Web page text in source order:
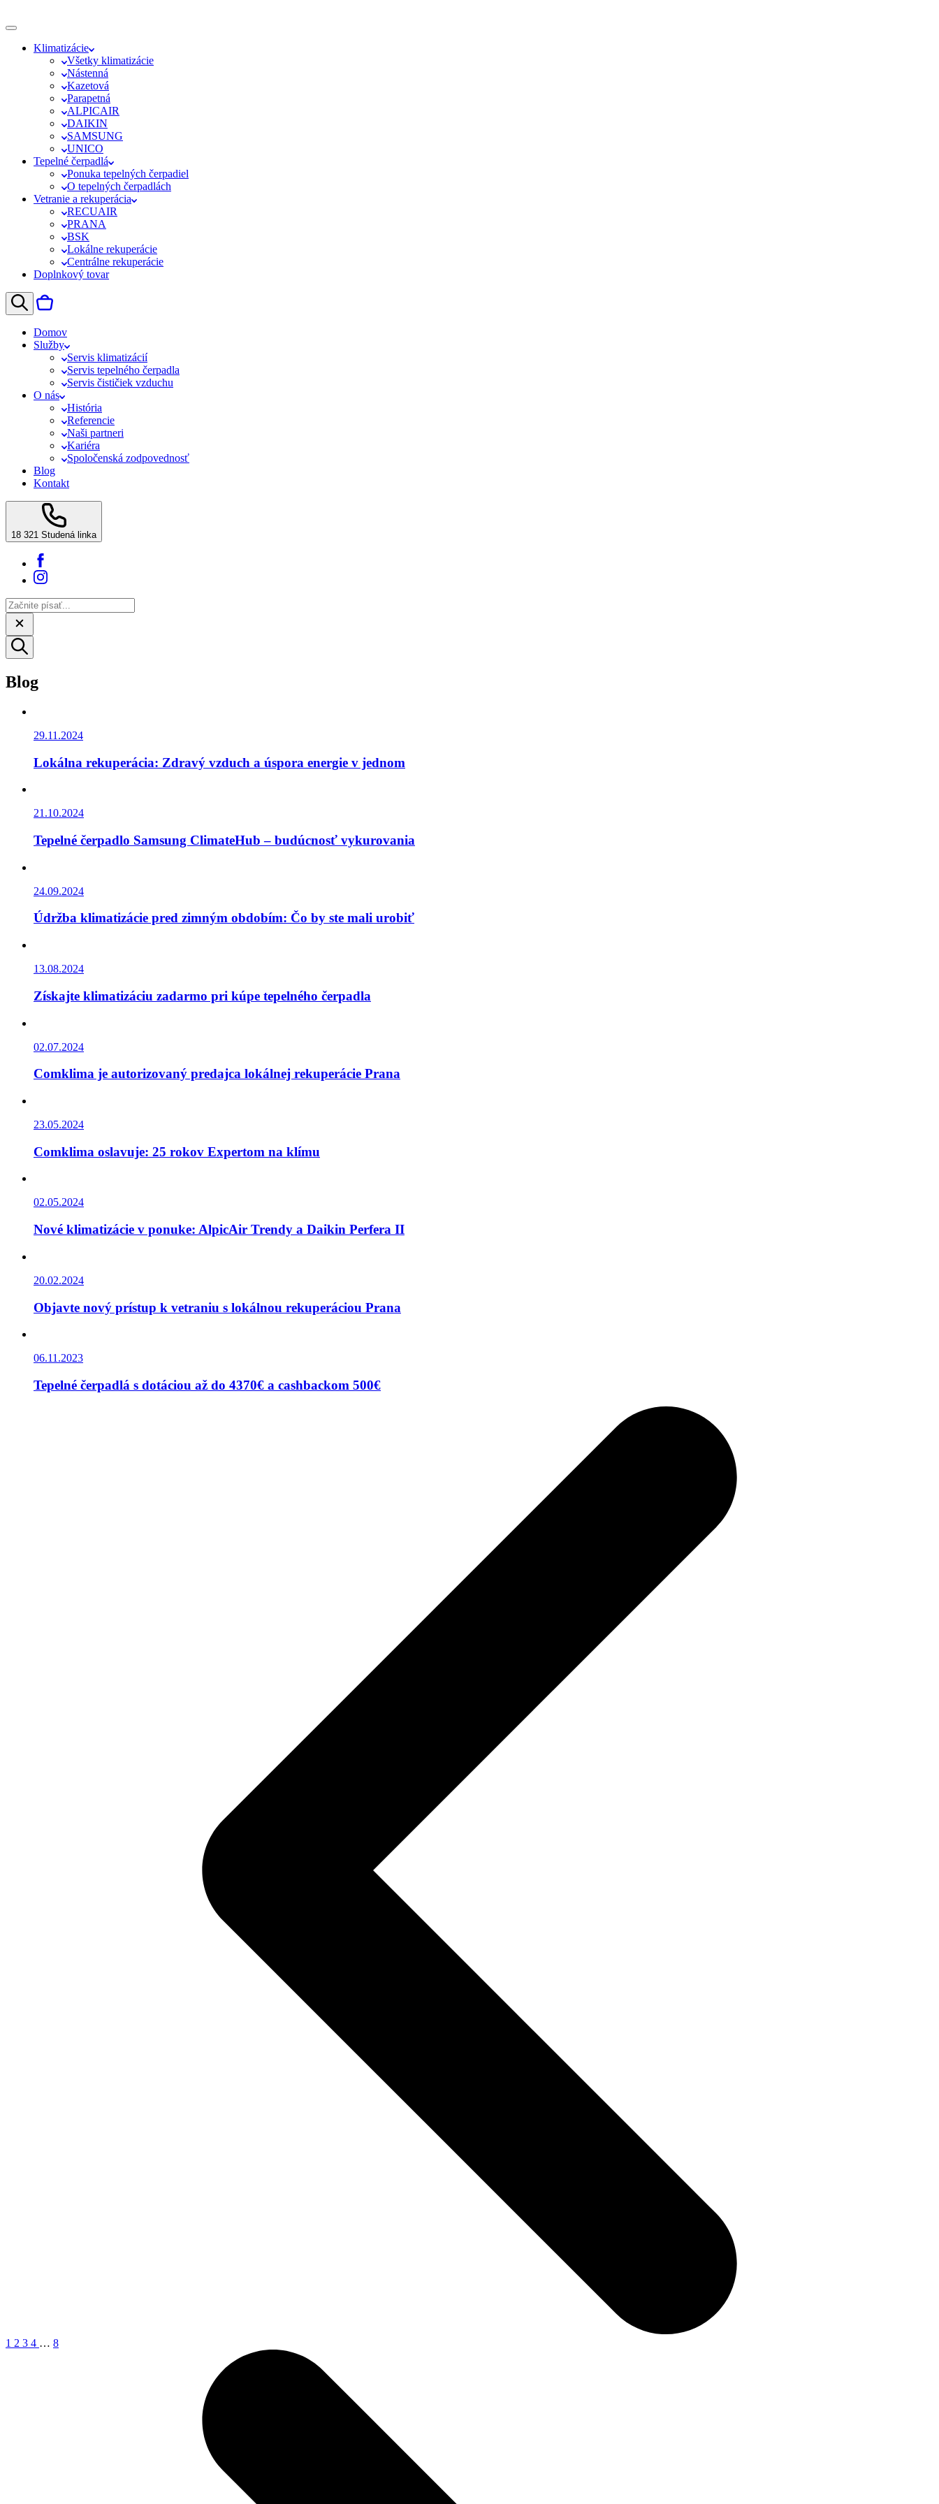
Klimatizácie
Všetky klimatizácie
Nástenná
Kazetová
Parapetná
ALPICAIR
DAIKIN
SAMSUNG
UNICO
Tepelné čerpadlá
Ponuka tepelných čerpadiel
O tepelných čerpadlách
Vetranie a rekuperácia
RECUAIR
PRANA
BSK
Lokálne rekuperácie
Centrálne rekuperácie
Doplnkový tovar
Domov
Služby
Servis klimatizácií
Servis tepelného čerpadla
Servis čističiek vzduchu
O nás
História
Referencie
Naši partneri
Kariéra
Spoločenská zodpovednosť
Blog
Kontakt
18 321 Studená linka
Blog
29.11.2024
Lokálna rekuperácia: Zdravý vzduch a úspora energie v jednom
21.10.2024
Tepelné čerpadlo Samsung ClimateHub – budúcnosť vykurovania
24.09.2024
Údržba klimatizácie pred zimným obdobím: Čo by ste mali urobiť
13.08.2024
Získajte klimatizáciu zadarmo pri kúpe tepelného čerpadla
02.07.2024
Comklima je autorizovaný predajca lokálnej rekuperácie Prana
23.05.2024
Comklima oslavuje: 25 rokov Expertom na klímu
02.05.2024
Nové klimatizácie v ponuke: AlpicAir Trendy a Daikin Perfera II
20.02.2024
Objavte nový prístup k vetraniu s lokálnou rekuperáciou Prana
06.11.2023
Tepelné čerpadlá s dotáciou až do 4370€ a cashbackom 500€
1 2 3 4 … 8